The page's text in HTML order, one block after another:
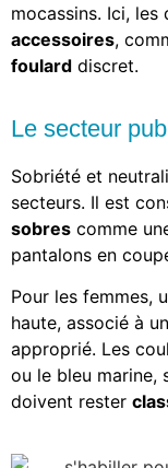
mocassins. Ici,
accessoires,
foulard discret.
Le secteur
Sobriété et
secteurs. Il est
sobres comme
pantalons en
Pour les femmes,
haute, associé à
approprié. Les
ou le bleu marine,
doivent rester